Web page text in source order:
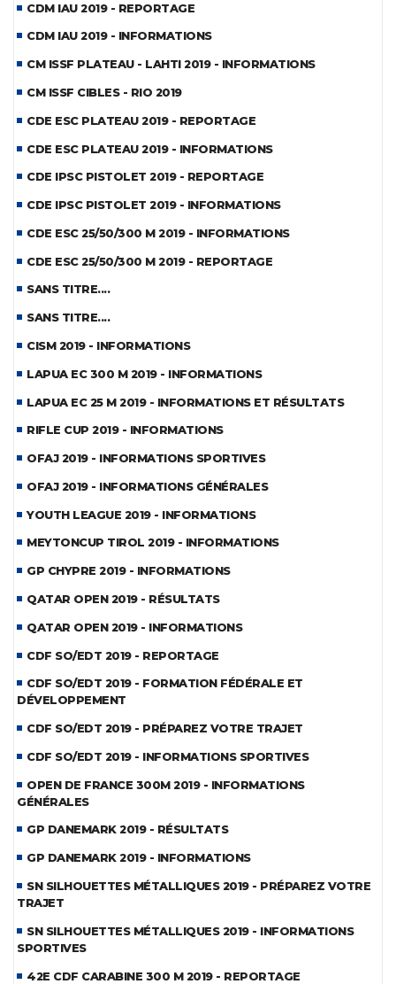
CDM IAU 2019 - REPORTAGE
CDM IAU 2019 - INFORMATIONS
CM ISSF PLATEAU - LAHTI 2019 - INFORMATIONS
CM ISSF CIBLES - RIO 2019
CDE ESC PLATEAU 2019 - REPORTAGE
CDE ESC PLATEAU 2019 - INFORMATIONS
CDE IPSC PISTOLET 2019 - REPORTAGE
CDE IPSC PISTOLET 2019 - INFORMATIONS
CDE ESC 25/50/300 M 2019 - INFORMATIONS
CDE ESC 25/50/300 M 2019 - REPORTAGE
SANS TITRE....
SANS TITRE....
CISM 2019 - INFORMATIONS
LAPUA EC 300 M 2019 - INFORMATIONS
LAPUA EC 25 M 2019 - INFORMATIONS ET RÉSULTATS
RIFLE CUP 2019 - INFORMATIONS
OFAJ 2019 - INFORMATIONS SPORTIVES
OFAJ 2019 - INFORMATIONS GÉNÉRALES
YOUTH LEAGUE 2019 - INFORMATIONS
MEYTONCUP TIROL 2019 - INFORMATIONS
GP CHYPRE 2019 - INFORMATIONS
QATAR OPEN 2019 - RÉSULTATS
QATAR OPEN 2019 - INFORMATIONS
CDF SO/EDT 2019 - REPORTAGE
CDF SO/EDT 2019 - FORMATION FÉDÉRALE ET
DÉVELOPPEMENT
CDF SO/EDT 2019 - PRÉPAREZ VOTRE TRAJET
CDF SO/EDT 2019 - INFORMATIONS SPORTIVES
OPEN DE FRANCE 300M 2019 - INFORMATIONS
GÉNÉRALES
GP DANEMARK 2019 - RÉSULTATS
GP DANEMARK 2019 - INFORMATIONS
SN SILHOUETTES MÉTALLIQUES 2019 - PRÉPAREZ VOTRE
TRAJET
SN SILHOUETTES MÉTALLIQUES 2019 - INFORMATIONS
SPORTIVES
42E CDF CARABINE 300 M 2019 - REPORTAGE